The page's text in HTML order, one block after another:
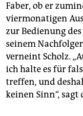
Faber, ob er
viermonatigen
zur Bedienung
seinem
verneint Scholz.
ich halte es für
treffen, und
keinen Sinn“, sagt